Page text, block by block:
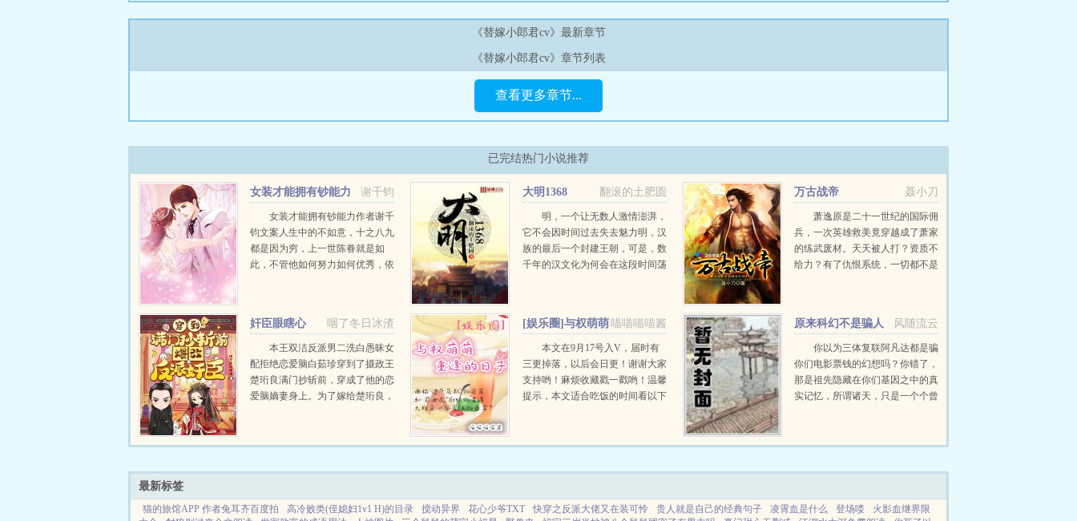
《替嫁小郎君cv》最新章节
《替嫁小郎君cv》章节列表
查看更多章节...
已完结热门小说推荐
谢千钧
女装才能拥有钞能力
+番外女装才能拥有钞能力作者谢千
钧文案人生中的不如意，十之八九
都是因为穷，上一世陈眷就是如
此，不管他如何努力如何优秀，依
统，只要按照系统规定完成...
翻滚的土肥圆
大明1368
明，一个让无数人激情澎湃，
它不会因时间过去失去魅力明，汉
族的最后一个封建王朝，可是，数
千年的汉文化为何会在这段时间荡
聂小刀
万古战帝
萧逸原是二十一世纪的国际佣
兵，一次英雄救美竟穿越成了萧家
的练武废材。天天被人打？资质不
给力？有了仇恨系统，一切都不是
咽了冬日冰渣
奸臣眼瞎心
盲，赶紧让他滚犊子
本王双洁反派男二洗白愚昧女
配拒绝恋爱脑白茹珍穿到了摄政王
楚珩良满门抄斩前，穿成了他的恋
爱脑嫡妻身上。为了嫁给楚珩良，
他外甥的皇位，所以咬牙娶了她。
喵喵喵喵酱
[娱乐圈]与权萌萌
重逢的日子
本文在9月17号入V，届时有
三更掉落，以后会日更！谢谢大家
支持哟！麻烦收藏戳一戳哟！温馨
提示，本文适合吃饭的时间看以下
等！退伍之后的...
风随流云
原来科幻不是骗人
你以为三体复联阿凡达都是骗
你们电影票钱的幻想吗？你错了，
那是祖先隐藏在你们基因之中的真
实记忆，所谓诸天，只是一个个曾
足迹，也存在着权势滔天的星空豪
最新标签
猫的旅馆APP 作者兔耳齐百度拍 高冷败类(侄媳妇1v1 H)的目录 搅动异界 花心少爷TXT 快穿之反派大佬又在装可怜 贵人就是自己的经典句子 凌霄血是什么 登场喽
火影血继界限